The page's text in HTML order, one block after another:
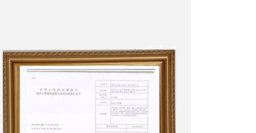
Certificado de Organización
Código original